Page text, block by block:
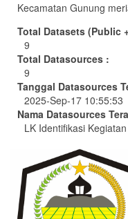
Kecamatan Gunung
Total Datasets (Public
9
Total Datasources :
9
Tanggal Datasources
2025-Sep-17 10:55:53
Nama Datasources
LK Identifikasi